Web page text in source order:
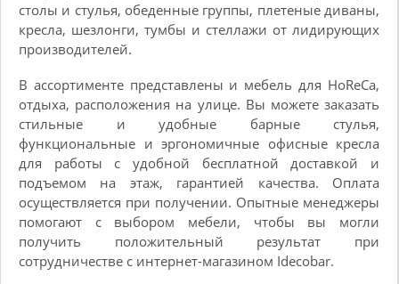
столы и стулья, обеденные группы, плетеные диваны,
кресла, шезлонги, тумбы и стеллажи от лидирующих
производителей.
В ассортименте представлены и мебель для HoReCa,
отдыха, расположения на улице. Вы можете заказать
стильные и удобные барные стулья,
функциональные и эргономичные офисные кресла
для работы с удобной бесплатной доставкой и
подъемом на этаж, гарантией качества. Оплата
осуществляется при получении. Опытные менеджеры
помогают с выбором мебели, чтобы вы могли
получить положительный результат при
сотрудничестве с интернет-магазином Idecobar.